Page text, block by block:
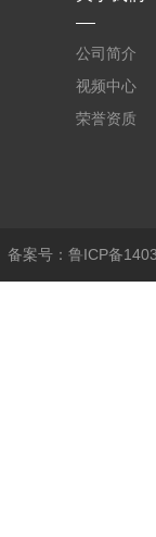
公司简介
视频中心
荣誉资质
备案号：鲁ICP备